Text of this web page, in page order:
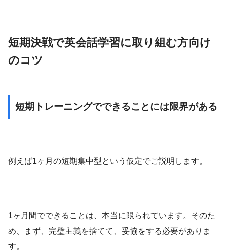
短期決戦で英会話学習に取り組む方向け
のコツ
短期トレーニングでできることには限界がある
例えば1ヶ月の短期集中型という仮定でご説明します。
1ヶ月間でできることは、本当に限られています。そのた
め、まず、完璧主義を捨てて、妥協をする必要がありま
す。